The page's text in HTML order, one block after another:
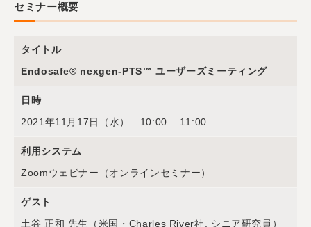
セミナー概要
タイトル
Endosafe® nexgen-PTS™ ユーザーズミーティング
日時
2021年11月17日（水） 10:00 – 11:00
利用システム
Zoomウェビナー（オンラインセミナー）
ゲスト
土谷 正和 先生（米国・Charles River社, シニア研究員）